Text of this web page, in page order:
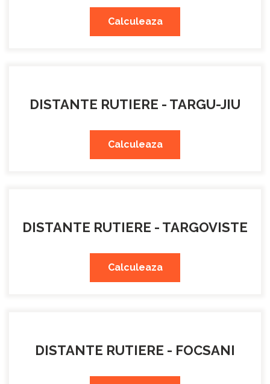
Calculeaza
DISTANTE RUTIERE - TARGU-JIU
Calculeaza
DISTANTE RUTIERE - TARGOVISTE
Calculeaza
DISTANTE RUTIERE - FOCSANI